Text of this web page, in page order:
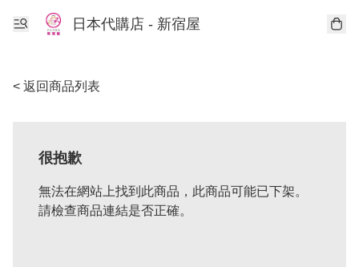
日本代購店 - 新宿屋
< 返回商品列表
很抱歉
無法在網站上找到此商品，此商品可能已下架。
請檢查商品連結是否正確。